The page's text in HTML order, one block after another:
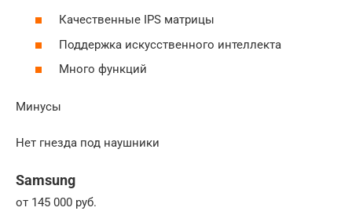
Качественные IPS матрицы
Поддержка искусственного интеллекта
Много функций
Минусы
Нет гнезда под наушники
Samsung
от 145 000 руб.